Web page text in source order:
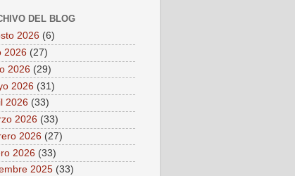
DEL BLOG
2026 (6)
2026 (27)
2026 (29)
2026 (31)
2026 (33)
2026 (33)
2026 (27)
2026 (33)
2025 (33)